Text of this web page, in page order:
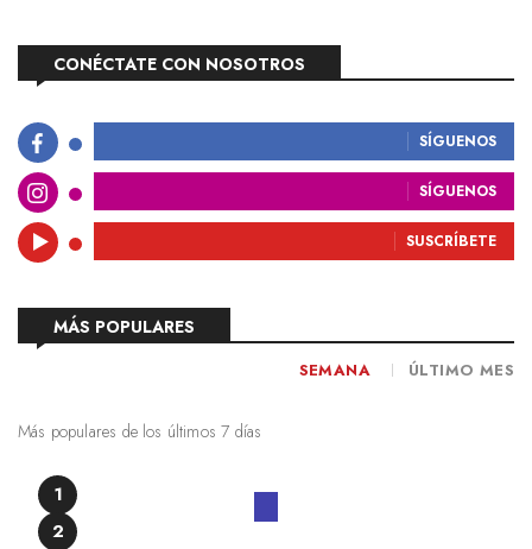
CONÉCTATE CON NOSOTROS
SÍGUENOS
SÍGUENOS
SUSCRÍBETE
MÁS POPULARES
SEMANA ÚLTIMO MES
Más populares de los últimos 7 días
1
2